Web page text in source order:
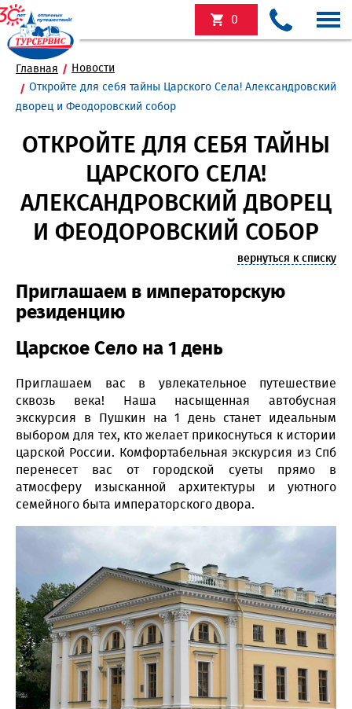
0
Главная
Новости
Откройте для себя тайны Царского Села! Александровский
дворец и Феодоровский собор
ОТКРОЙТЕ ДЛЯ СЕБЯ ТАЙНЫ
ЦАРСКОГО СЕЛА!
АЛЕКСАНДРОВСКИЙ ДВОРЕЦ
И ФЕОДОРОВСКИЙ СОБОР
вернуться к списку
Приглашаем в императорскую
резиденцию
Царское Село на 1 день
Приглашаем вас в увлекательное путешествие
сквозь века! Наша насыщенная автобусная
экскурсия в Пушкин на 1 день станет идеальным
выбором для тех, кто желает прикоснуться к истории
царской России. Комфортабельная экскурсия из Спб
перенесет вас от городской суеты прямо в
атмосферу изысканной архитектуры и уютного
семейного быта императорского двора.